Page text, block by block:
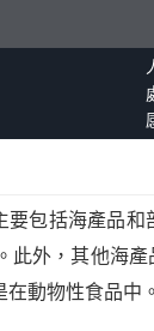
要包括海產品
此外，其他海
在動物性食品中。